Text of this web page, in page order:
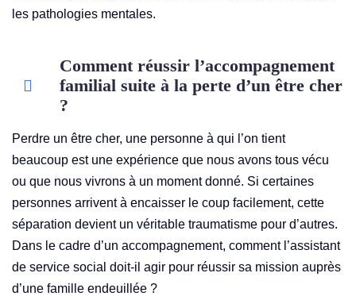
les pathologies mentales.
Comment réussir l’accompagnement
familial suite à la perte d’un être cher
?
Perdre un être cher, une personne à qui l’on tient
beaucoup est une expérience que nous avons tous vécu
ou que nous vivrons à un moment donné. Si certaines
personnes arrivent à encaisser le coup facilement, cette
séparation devient un véritable traumatisme pour d’autres.
Dans le cadre d’un accompagnement, comment l’assistant
de service social doit-il agir pour réussir sa mission auprès
d’une famille endeuillée ?